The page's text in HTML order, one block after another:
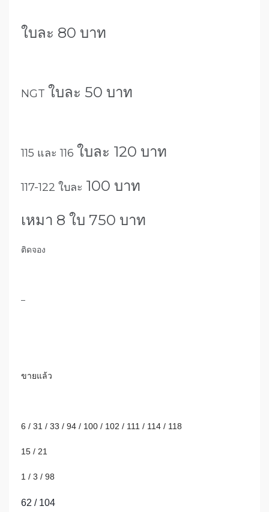
ใบละ 80 บาท
NGT ใบละ 50 บาท
115 และ 116 ใบละ 120 บาท
117-122 ใบละ 100 บาท
เหมา 8 ใบ 750 บาท
ติดจอง
–
ขายแล้ว
6 / 31 / 33 / 94 / 100 / 102 / 111 / 114 / 118
15 / 21
1 / 3 / 98
62 / 104